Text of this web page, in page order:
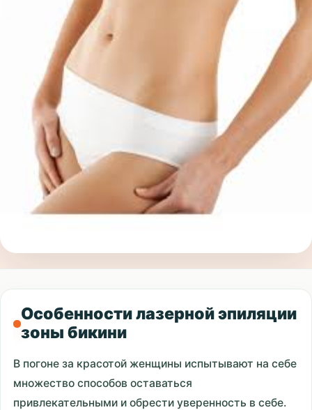
Особенности лазерной эпиляции
зоны бикини
В погоне за красотой женщины испытывают на себе
множество способов оставаться
привлекательными и обрести уверенность в себе.